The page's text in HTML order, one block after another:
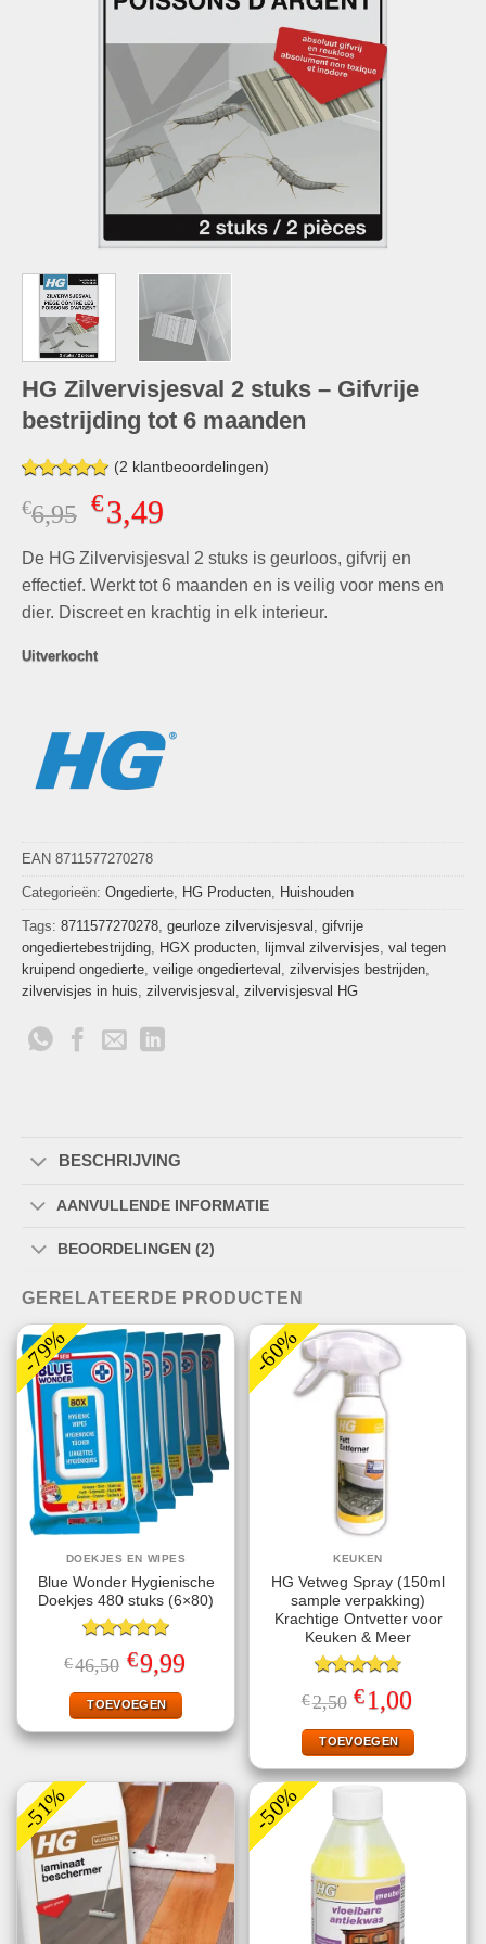
HG Zilvervisjesval 2 stuks – Gifvrije
bestrijding tot 6 maanden
Gewaardeerd
5.00 op 5
gebaseerd
waarderingen
(2 klantbeoordelingen)
€6,95 Oorspronkelijke
prijs
was:
€6,95.
€3,49Huidige
is:
€3,49.
De HG Zilvervisjesval 2 stuks is geurloos, gifvrij en
effectief. Werkt tot 6 maanden en is veilig voor mens en
dier. Discreet en krachtig in elk interieur.
Uitverkocht
EAN 8711577270278
Categorieën: Ongedierte, HG Producten, Huishouden
Tags: 8711577270278, geurloze zilvervisjesval , gifvrije
ongediertebestrijding, HGX producten, lijmval zilvervisjes, val tegen
kruipend ongedierte, veilige ongedierteval , zilvervisjes bestrijden,
zilvervisjes in huis, zilvervisjesval , zilvervisjesval HG
BESCHRIJVING
AANVULLENDE INFORMATIE
BEOORDELINGEN (2)
GERELATEERDE PRODUCTEN
-79%
DOEKJES EN WIPES
Blue Wonder Hygienische
Doekjes 480 stuks (6×80)
Gewaardeerd
5.00uit 5
€46,50 Oorspronkelijke
prijs
was:
€46,50.
€9,99Huidige
prijs
TOEVOEGEN
-60%
KEUKEN
HG Vetweg Spray (150ml
sample verpakking)
Krachtige Ontvetter voor
Keuken & Meer
Gewaardeerd
4.71uit 5
€2,50 Oorspronkelijke
prijs
was:
€2,50.
€1,00
is:
€1,00.
TOEVOEGEN
-51% -50%